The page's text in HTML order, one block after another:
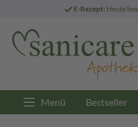
E-Rezept: Heute
Menü Bestseller